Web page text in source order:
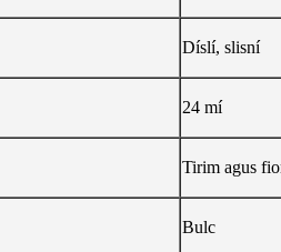
Díslí, slisní
24 mí
Tirim agus
Bulc